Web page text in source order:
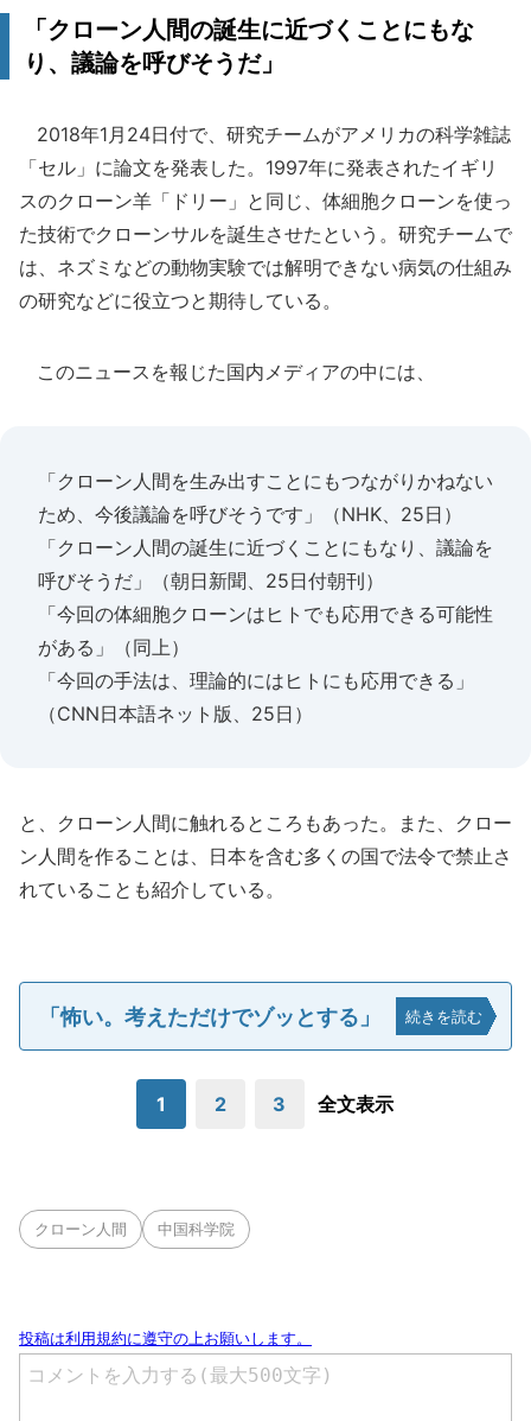
「クローン人間の誕生に近づくことにもな
り、議論を呼びそうだ」
2018年1月24日付で、研究チームがアメリカの科学雑誌
「セル」に論文を発表した。1997年に発表されたイギリ
スのクローン羊「ドリー」と同じ、体細胞クローンを使っ
た技術でクローンサルを誕生させたという。研究チームで
は、ネズミなどの動物実験では解明できない病気の仕組み
の研究などに役立つと期待している。
このニュースを報じた国内メディアの中には、
「クローン人間を生み出すことにもつながりかねない
ため、今後議論を呼びそうです」（NHK、25日）
「クローン人間の誕生に近づくことにもなり、議論を
呼びそうだ」（朝日新聞、25日付朝刊）
「今回の体細胞クローンはヒトでも応用できる可能性
がある」（同上）
「今回の手法は、理論的にはヒトにも応用できる」
（CNN日本語ネット版、25日）
と、クローン人間に触れるところもあった。また、クロー
ン人間を作ることは、日本を含む多くの国で法令で禁止さ
れていることも紹介している。
「怖い。考えただけでゾッとする」 続きを読む
1 2 3 全文表示
クローン人間 中国科学院